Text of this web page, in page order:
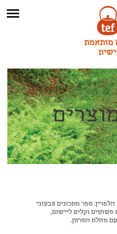
מותאמת
ספר מתכונים צבעוני
פשוטים וקלים ליישום,
מחלת הסרטן.